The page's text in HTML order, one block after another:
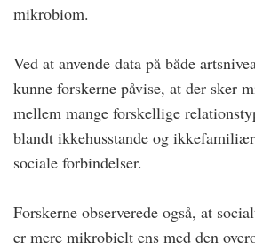
mikrobiom.
Ved at anvende data på både
kunne forskerne påvise, at der sker
mellem mange forskellige
blandt ikkehusstande og
sociale forbindelser.
Forskerne observerede også, at
er mere mikrobielt ens med den